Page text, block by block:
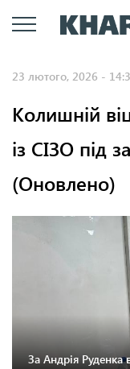
23 лютого, 2026 -
Колишній
із СІЗО під
(Оновлено)
За Андрія Руденка